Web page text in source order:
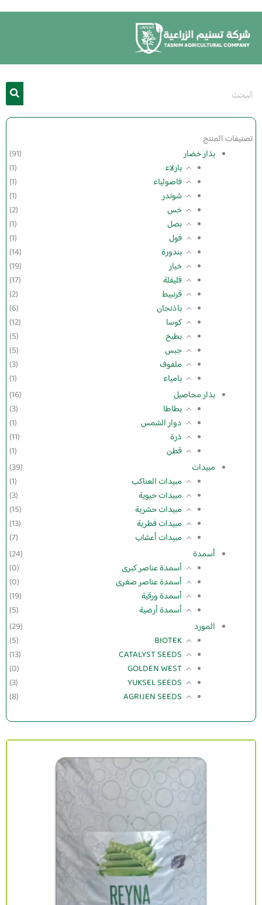
المحتوى
تصنيفات المنتج
بذار خضار
(91)
بازلاء
(1)
فاصولياء
(1)
شوندر
(1)
خس
(2)
بصل
(1)
فول
(1)
بندورة
(14)
خيار
(19)
فليفلة
(17)
قرنبيط
(2)
باذنجان
(6)
كوسا
(12)
بطيخ
(5)
جبس
(5)
ملفوف
(3)
بامياء
(1)
بذار محاصيل
(16)
بطاطا
(3)
دوار الشمس
(1)
ذرة
(11)
قطن
(1)
مبيدات
(39)
مبيدات العناكب
(1)
مبيدات حيوية
(3)
مبيدات حشرية
(15)
مبيدات فطرية
(13)
مبيدات أعشاب
(7)
أسمدة
(24)
أسمدة عناصر كبرى
(0)
أسمدة عناصر صغرى
(0)
أسمدة ورقية
(19)
أسمدة أرضية
(5)
المورد
(29)
BIOTEK
(5)
CATALYST SEEDS
(13)
GOLDEN WEST
(0)
YUKSEL SEEDS
(3)
AGRIJEN SEEDS
(8)